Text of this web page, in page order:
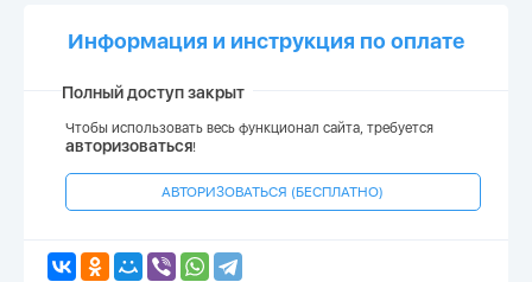
Информация и инструкция по оплате
Полный доступ закрыт
Чтобы использовать весь функционал сайта, требуется
авторизоваться!
АВТОРИЗОВАТЬСЯ (БЕСПЛАТНО)